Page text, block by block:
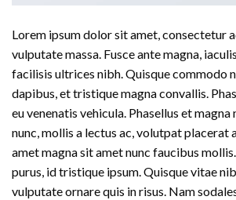
Lorem ipsum dolor sit amet, consectetur
vulputate massa. Fusce ante magna,
facilisis ultrices nibh. Quisque commodo
dapibus, et tristique magna convallis.
eu venenatis vehicula. Phasellus et magna
nunc, mollis a lectus ac, volutpat placerat
amet magna sit amet nunc faucibus
purus, id tristique ipsum. Quisque vitae
vulputate ornare quis in risus. Nam